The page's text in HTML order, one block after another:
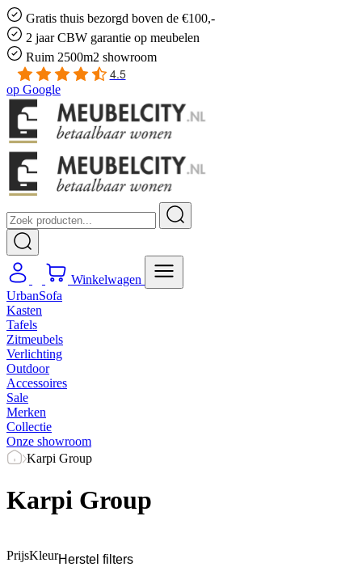
Gratis thuis bezorgd boven de €100,-
2 jaar CBW garantie op meubelen
Ruim 2500m2 showroom
4.5
op Google
Winkelwagen
UrbanSofa
Kasten
Tafels
Zitmeubels
Verlichting
Outdoor
Accessoires
Sale
Merken
Collectie
Onze showroom
Karpi Group
Karpi Group
PrijsKleurHerstel filters